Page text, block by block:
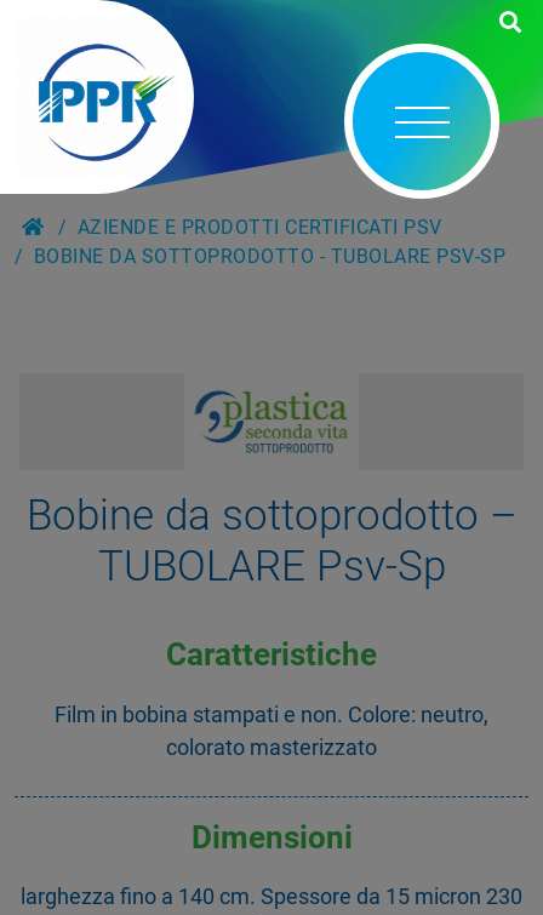
AZIENDE E PRODOTTI CERTIFICATI PSV
BOBINE DA SOTTOPRODOTTO - TUBOLARE PSV-SP
Bobine da sottoprodotto –
TUBOLARE Psv-Sp
Caratteristiche
Film in bobina stampati e non. Colore: neutro,
colorato masterizzato
Dimensioni
larghezza fino a 140 cm. Spessore da 15 micron 230